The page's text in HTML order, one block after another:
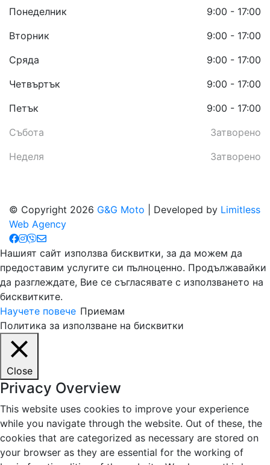
Понеделник
9:00 - 17:00
Вторник
9:00 - 17:00
Сряда
9:00 - 17:00
Четвъртък
9:00 - 17:00
Петък
9:00 - 17:00
Събота
Затворено
Неделя
Затворено
© Copyright 2026 G&G Moto | Developed by Limitless
Web Agency
Нашият сайт използва бисквитки, за да можем да
предоставим услугите си пълноценно. Продължавайки
да разглеждате, Вие се съгласявате с използването на
бисквитките.
Научете повече Приемам
Политика за използване на бисквитки
Close
Privacy Overview
This website uses cookies to improve your experience
while you navigate through the website. Out of these, the
cookies that are categorized as necessary are stored on
your browser as they are essential for the working of